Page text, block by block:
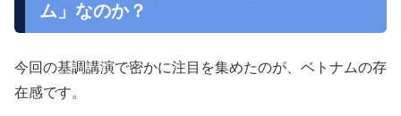
ム」なのか？
今回の基調講演で密かに注目を集めたのが、ベトナムの存
在感です。